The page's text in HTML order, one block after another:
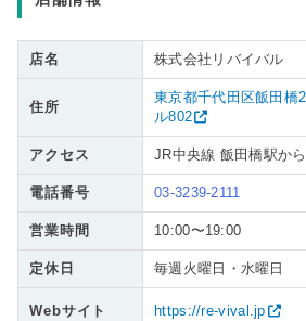
店名 株式会社リバイバル
住所
東京都千代田区飯田橋
ル802
アクセス JR中央線 飯田橋駅か
電話番号 03-3239-2111
営業時間 10:00〜19:00
定休日 毎週火曜日・水曜日
Webサイト https://re-vival.jp